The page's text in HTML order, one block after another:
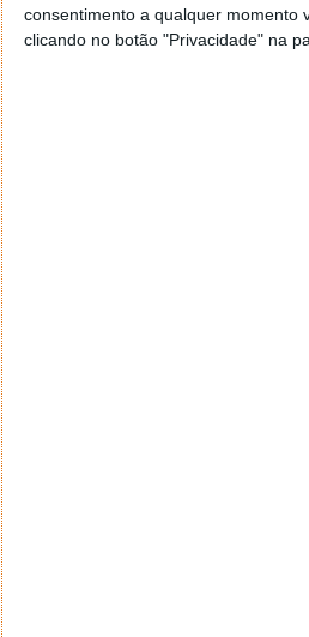
consentimento a qualquer momento
clicando no botão "Privacidade" na